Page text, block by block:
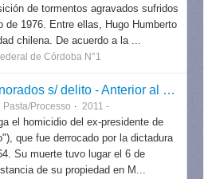
de tormentos agravados sufridos
de 1976. Entre ellas, Hugo Humberto
chilena. De acuerdo a la ...
de Córdoba N°1
Causa N.N. Autores Ignorados s/ delito - Anterior al Sistema (causa João Goulart)
Pasta/Processo 2011 -
el homicidio del ex-presidente de
que fue derrocado por la dictadura
Su muerte tuvo lugar el 6 de
de su propiedad en M...